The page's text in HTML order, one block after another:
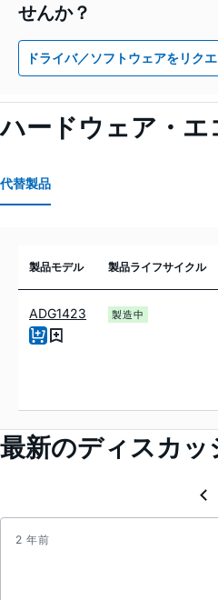
せんか？
ドライバ／ソフトウェアをリク
ハードウェア・エ
代替製品
製品モデル 製品ライフサイクル
ADG1423 製造中
最新のディスカッ
2 年前